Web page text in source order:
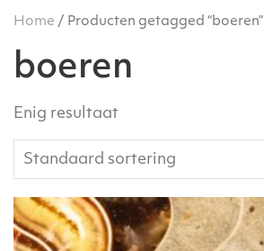
Home / Producten getagged “boeren”
boeren
Enig resultaat